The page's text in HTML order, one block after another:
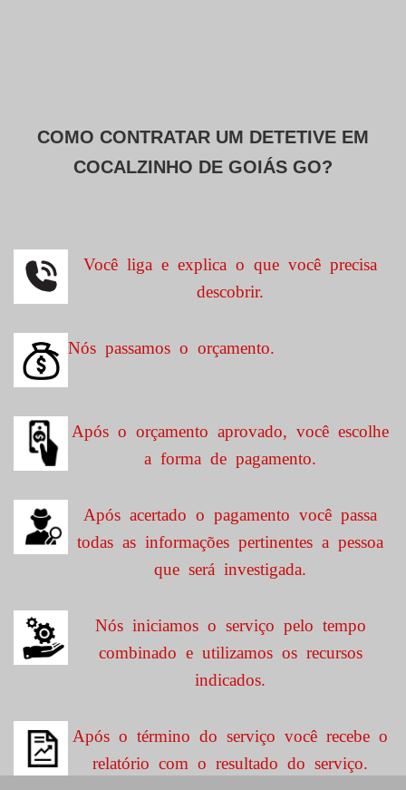
COMO CONTRATAR UM DETETIVE EM
COCALZINHO DE GOIÁS GO?
Você liga e explica o que você precisa
descobrir.
Nós passamos o orçamento.
Após o orçamento aprovado, você escolhe
a forma de pagamento.
Após acertado o pagamento você passa
todas as informações pertinentes a pessoa
que será investigada.
Nós iniciamos o serviço pelo tempo
combinado e utilizamos os recursos
indicados.
Após o término do serviço você recebe o
relatório com o resultado do serviço.